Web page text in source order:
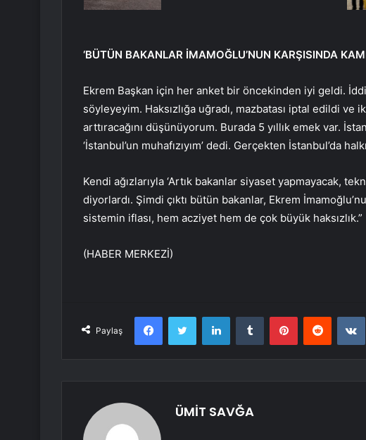
‘BÜTÜN BAKANLAR İMAMOĞLU’NUN KARŞISINDA
Ekrem Başkan için her anket bir öncekinden iyi geldi.
söyleyeyim. Haksızlığa uğradı, mazbatası iptal edildi
arttıracağını düşünüyorum. Burada 5 yıllık emek var.
‘İstanbul’un muhafızıyım’ dedi. Gerçekten İstanbul’da
Kendi ağızlarıyla ‘Artık bakanlar siyaset yapmayacak,
diyorlardı. Şimdi çıktı bütün bakanlar, Ekrem
sistemin iflası, hem acziyet hem de çok büyük haksızlık.”
(HABER MERKEZİ)
Paylaş
FacebookTwitter LinkedInTumblr PinterestReddit
ÜMİT SAVĞA